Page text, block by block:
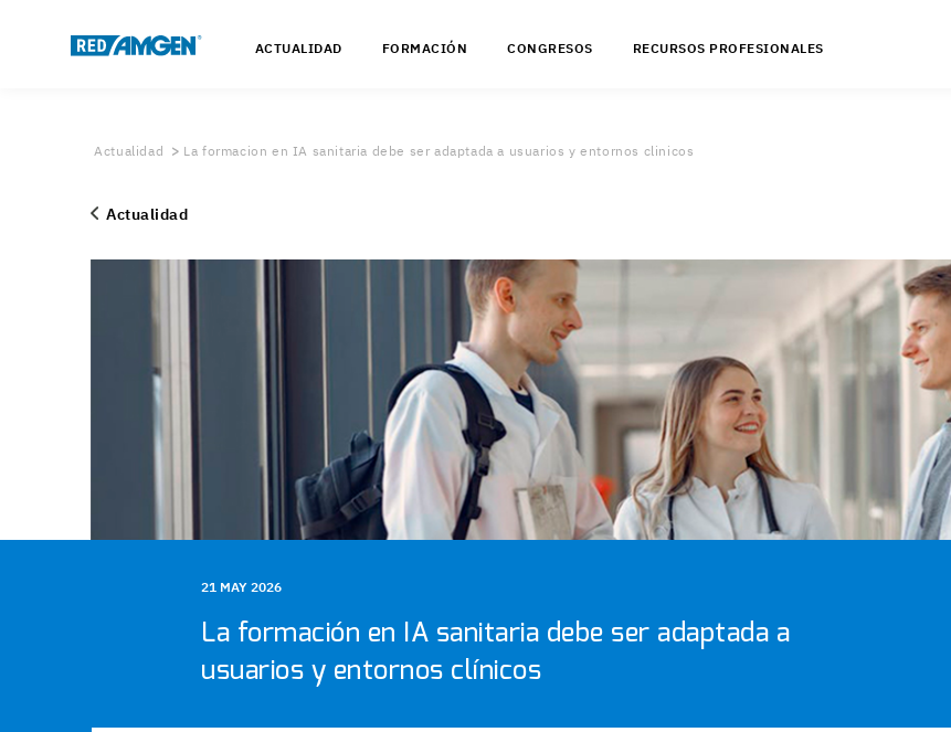
ACTUALIDAD FORMACIÓN CONGRESOS RECURSOS PROFESIONALES
Actualidad La formacion en IA sanitaria debe ser adaptada a usuarios y entornos clinicos
Actualidad
21 MAY 2026
La formación en IA sanitaria debe ser adaptada a
usuarios y entornos clínicos